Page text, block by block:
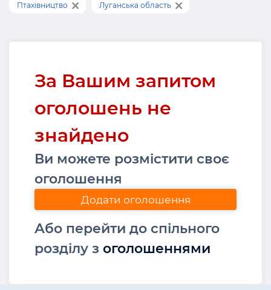
Птахівництво Луганська область
За Вашим запитом
оголошень не
знайдено
Ви можете розмістити своє
оголошення
Додати оголошення
Або перейти до спільного
розділу з оголошеннями